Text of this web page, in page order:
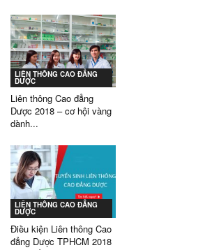
LIÊN THÔNG CAO ĐẲNG
DƯỢC
Liên thông Cao đẳng
Dược 2018 – cơ hội vàng
dành...
LIÊN THÔNG CAO ĐẲNG
DƯỢC
Điều kiện Liên thông Cao
đẳng Dược TPHCM 2018